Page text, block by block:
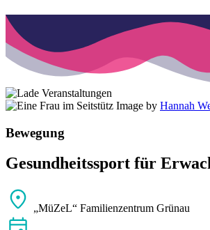
Image by Hannah
Bewegung
Gesundheitssport für
„MüZeL“ Familienzentrum Grünau